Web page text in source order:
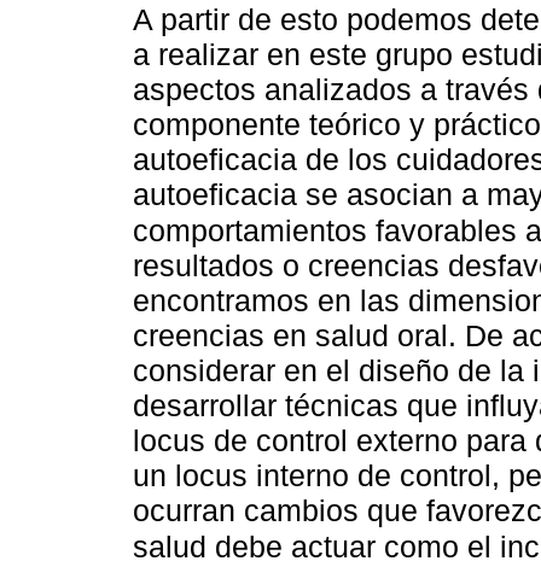
A partir de esto podemos
a realizar en este grupo
aspectos analizados a
componente teórico y
autoeficacia de los
autoeficacia se asocian a
comportamientos favorables
resultados o creencias
encontramos en las
creencias en salud oral. De
considerar en el diseño de la
desarrollar técnicas que
locus de control externo
un locus interno de control,
ocurran cambios que
salud debe actuar como el